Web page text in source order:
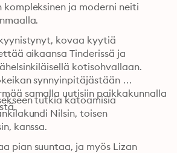
kompleksinen ja moderni neiti
kovaa kyytiä
aikaansa Tinderissä ja
kotisohvallaan.
synnyinpitäjästään
samalla uutisiin paikkakunnalla
kadonneista miehistä.
tutkia katoamisia
Nilsin, toisen
kanssa.
pian suuntaa, ja myös Lizan